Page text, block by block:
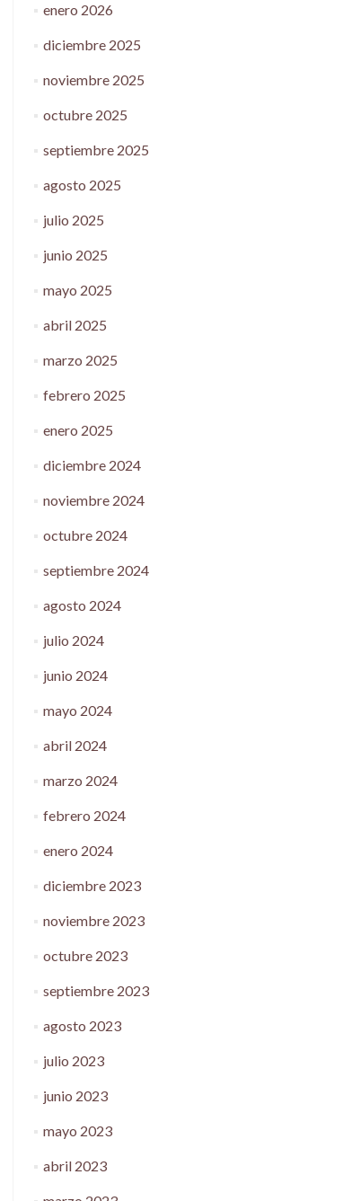
enero 2026
diciembre 2025
noviembre 2025
octubre 2025
septiembre 2025
agosto 2025
julio 2025
junio 2025
mayo 2025
abril 2025
marzo 2025
febrero 2025
enero 2025
diciembre 2024
noviembre 2024
octubre 2024
septiembre 2024
agosto 2024
julio 2024
junio 2024
mayo 2024
abril 2024
marzo 2024
febrero 2024
enero 2024
diciembre 2023
noviembre 2023
octubre 2023
septiembre 2023
agosto 2023
julio 2023
junio 2023
mayo 2023
abril 2023